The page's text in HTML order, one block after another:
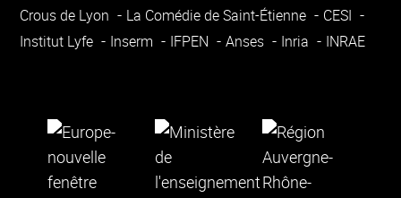
Crous de Lyon
La Comédie de Saint-Étienne
CESI
Institut Lyfe
Inserm IFPEN Anses Inria INRAE